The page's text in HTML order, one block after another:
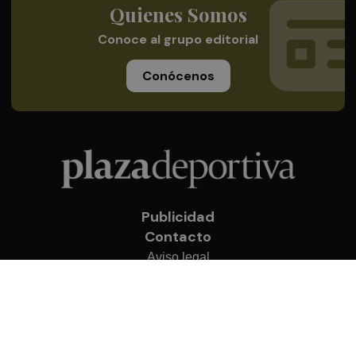
Quienes Somos
Conoce al grupo editorial
Conócenos
Publicidad
Contacto
Aviso legal